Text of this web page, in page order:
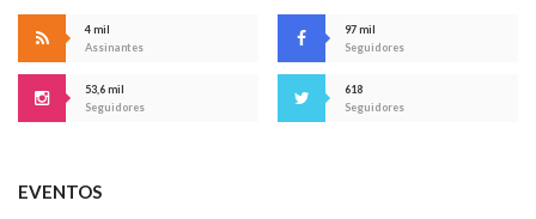
4 mil
Assinantes
97 mil
Seguidores
53,6 mil
Seguidores
618
Seguidores
EVENTOS